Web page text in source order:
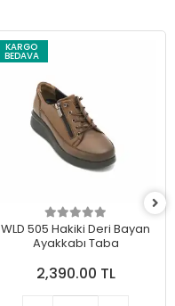
KARGO
BEDAVA
WLD 505 Hakiki Deri Bayan
Ayakkabı Taba
2,390.00 TL